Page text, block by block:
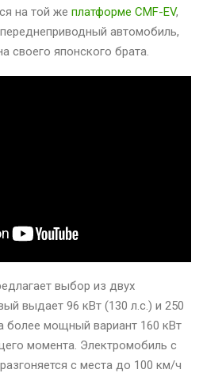
на той же платформе CMF-EV,
автомобиль,
своего японского брата.
выбор из двух
выдает 96 кВт (130 л.с.) и 250
более мощный вариант 160 кВт
момента. Электромобиль с
с места до 100 км/ч